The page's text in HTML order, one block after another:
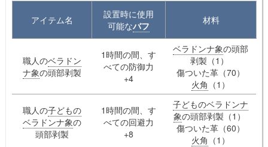
アイテム名
設置時に使用
可能なバフ 材料
職人のベラドン
ナ象の頭部剥製
1時間の間、す
べての防御力
+4
ベラドンナ象の頭部
剥製（1）
傷ついた革（70）
火角 （1）
職人の子どもの
ベラドンナ象の
頭部剥製
1時間の間、す
べての回避力
+8
子どものベラドンナ
象の頭部剥製（1）
傷ついた革（60）
火角 （1）